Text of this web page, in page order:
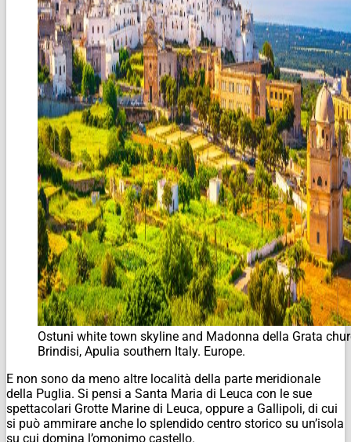
Ostuni white town skyline and Madonna della Grata
Brindisi, Apulia southern Italy. Europe.
E non sono da meno altre località della parte meridionale
della Puglia. Si pensi a Santa Maria di Leuca con le sue
spettacolari Grotte Marine di Leuca, oppure a Gallipoli, di cui
si può ammirare anche lo splendido centro storico su un’isola
su cui domina l’omonimo castello.